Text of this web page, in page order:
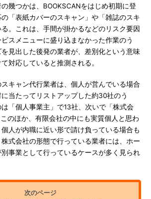
幾つかは、BOOKSCANをはじめ初期に登
「表紙カバーのスキャン」や「雑誌のスキ
。これは、手間が掛かるなどのリスク要因
スメニューに盛り込まなかった作業のう
見出した後発の業者が、差別化という意味
対応していると推測される。
キャン代行業者は、個人が営んでいる場合
当たってリストアップした約30社のう
「個人事業主」で13社、次いで「株式会
のほか、有限会社の中にも実質個人と思わ
人が内職に近い形で請け負っている場合も
式会社の形態で行っている業者には、ホー
事業として行っているケースが多く見られ